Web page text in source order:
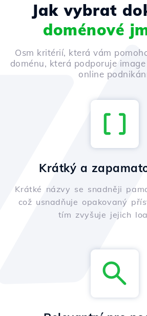
Jak vybrat
doménové
Osm kritérií, která vám
doménu, která podporuje
online
Krátký a
Krátké názvy se snadněji
což usnadňuje opakovaný
tím zvyšuje jejich